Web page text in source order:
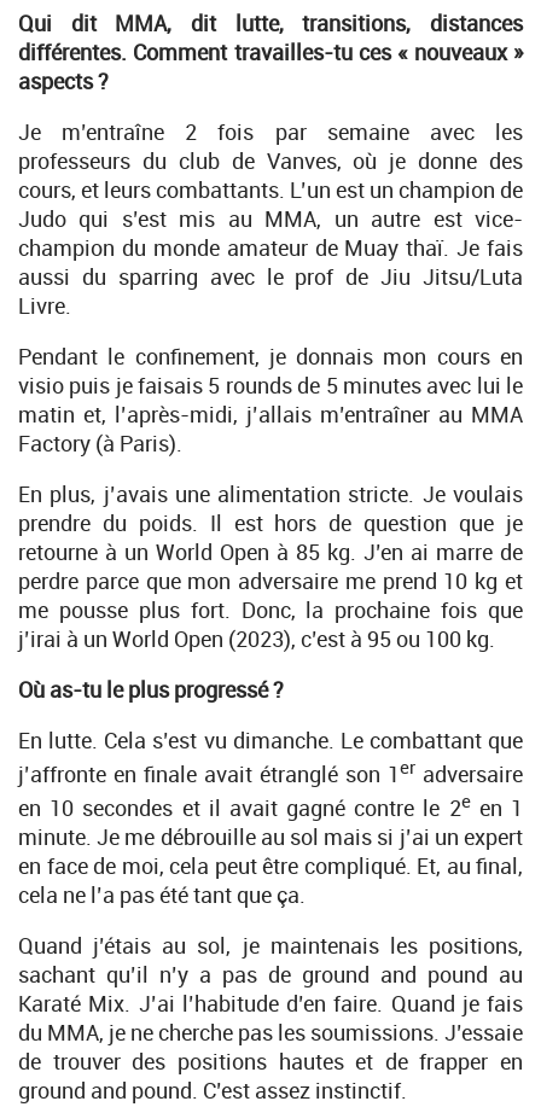
Qui dit MMA, dit lutte, transitions, distances
différentes. Comment travailles-tu ces « nouveaux »
aspects ?
Je m’entraîne 2 fois par semaine avec les
professeurs du club de Vanves, où je donne des
cours, et leurs combattants. L’un est un champion de
Judo qui s’est mis au MMA, un autre est vice-
champion du monde amateur de Muay thaï. Je fais
aussi du sparring avec le prof de Jiu Jitsu/Luta
Livre.
Pendant le confinement, je donnais mon cours en
visio puis je faisais 5 rounds de 5 minutes avec lui le
matin et, l’après-midi, j’allais m’entraîner au MMA
Factory (à Paris).
En plus, j’avais une alimentation stricte. Je voulais
prendre du poids. Il est hors de question que je
retourne à un World Open à 85 kg. J’en ai marre de
perdre parce que mon adversaire me prend 10 kg et
me pousse plus fort. Donc, la prochaine fois que
j’irai à un World Open (2023), c’est à 95 ou 100 kg.
Où as-tu le plus progressé ?
En lutte. Cela s’est vu dimanche. Le combattant que
j’affronte en finale avait étranglé son 1er adversaire
en 10 secondes et il avait gagné contre le 2een 1
minute. Je me débrouille au sol mais si j’ai un expert
en face de moi, cela peut être compliqué. Et, au final,
cela ne l’a pas été tant que ça.
Quand j’étais au sol, je maintenais les positions,
sachant qu’il n’y a pas de ground and pound au
Karaté Mix. J’ai l’habitude d’en faire. Quand je fais
du MMA, je ne cherche pas les soumissions. J’essaie
de trouver des positions hautes et de frapper en
ground and pound. C’est assez instinctif.